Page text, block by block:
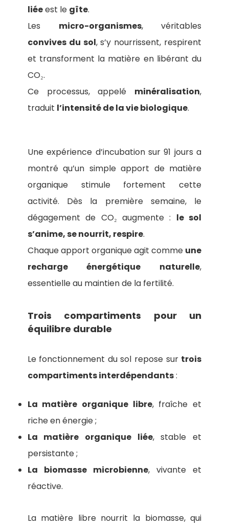
liéeest le gîte.
Les micro-organismes, véritables
convives du sol, s’y nourrissent, respirent
et transforment la matière en libérant du
CO₂.
Ce processus, appelé minéralisation,
traduit l’intensité de la vie biologique.
Une expérience d’incubation sur 91 jours a
montré qu’un simple apport de matière
organique stimule fortement cette
activité. Dès la première semaine, le
dégagement de CO₂ augmente : le sol
s’anime, se nourrit, respire.
Chaque apport organique agit comme une
recharge énergétique naturelle,
essentielle au maintien de la fertilité.
Trois compartiments pour un
équilibre durable
Le fonctionnement du sol repose sur trois
compartiments interdépendants:
La matière organique libre, fraîche et
riche en énergie ;
La matière organique liée, stable et
persistante ;
La biomasse microbienne, vivante et
réactive.
La matière libre nourrit la biomasse, qui